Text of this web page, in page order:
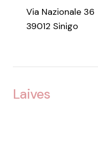
Via Nazionale 36
39012 Sinigo
Laives